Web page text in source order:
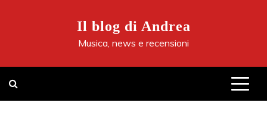
Il blog di Andrea
Musica, news e recensioni